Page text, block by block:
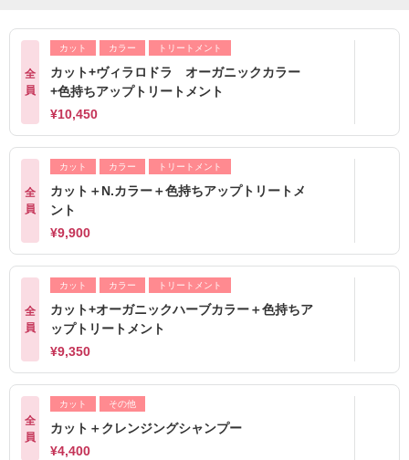
全
員
カット カラー トリートメント
カット+ヴィラロドラ オーガニックカラー
+色持ちアップトリートメント
¥10,450
全
員
カット カラー トリートメント
カット＋N.カラー＋色持ちアップトリートメ
ント
¥9,900
全
員
カット カラー トリートメント
カット+オーガニックハーブカラー＋色持ちア
ップトリートメント
¥9,350
全
員
カット その他
カット＋クレンジングシャンプー
¥4,400